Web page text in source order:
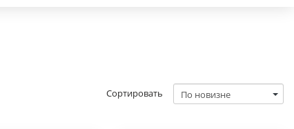
Сортировать